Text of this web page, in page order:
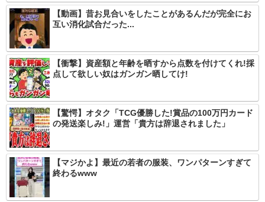
【動画】昔お見合いをしたことがあるんだが完全にお
互い消化試合だった...
【衝撃】資産額と年齢を晒すから点数を付けてくれ!採
点して欲しい奴はガンガン晒してけ!
【驚愕】オタク「TCG優勝した!賞品の100万円カード
の発送楽しみ!」運営「貴方は辞退されました」
【マジかよ】最近の若者の服装、ワンパターンすぎて
終わるwww